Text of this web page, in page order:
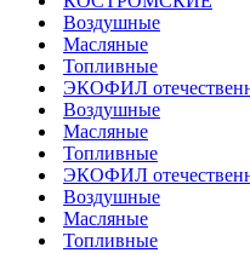
Воздушные
Масляные
Топливные
ЭКОФИЛ
Воздушные
Масляные
Топливные
ЭКОФИЛ
Воздушные
Масляные
Топливные